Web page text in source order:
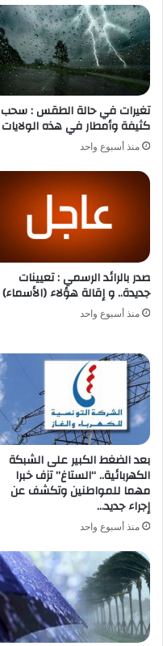
تغيرات في حالة الطقس : سحب
كثيفة وأمطار في هذه الولايات
منذ أسبوع واحد
صدر بالرائد الرسمي : تعيينات
جديدة.. و إقالة هؤلاء (الأسماء)
منذ أسبوع واحد
بعد الضغط الكبير على الشبكة
الكهربائية.. “الستاغ” تزف خبرا
مهما للمواطنين وتكشف عن
إجراء جديد…
منذ أسبوع واحد